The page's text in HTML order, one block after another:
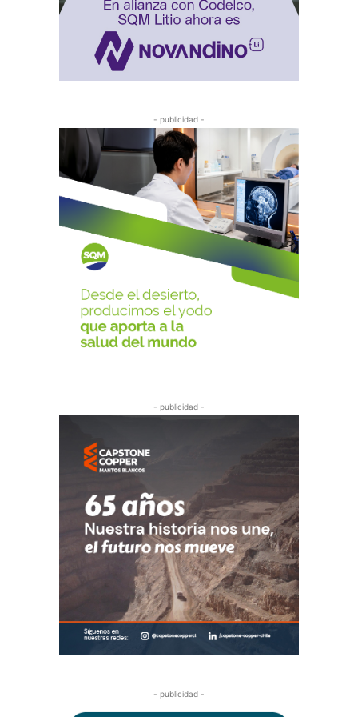
- publicidad -
- publicidad -
- publicidad -